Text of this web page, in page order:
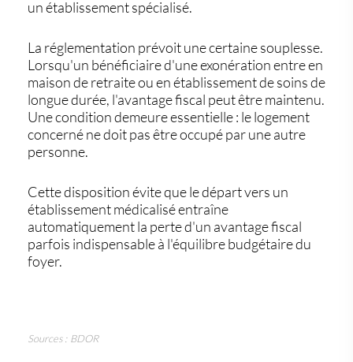
un établissement spécialisé.
La réglementation prévoit une certaine souplesse.
Lorsqu'un bénéficiaire d'une exonération entre en
maison de retraite ou en établissement de soins de
longue durée, l'avantage fiscal peut être maintenu.
Une condition demeure essentielle : le logement
concerné ne doit pas être occupé par une autre
personne.
Cette disposition évite que le départ vers un
établissement médicalisé entraîne
automatiquement la perte d'un avantage fiscal
parfois indispensable à l'équilibre budgétaire du
foyer.
Sources : BDOR